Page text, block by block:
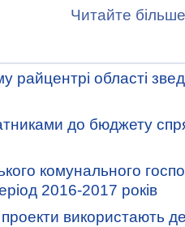
Читайте
райцентрі області
до бюджету
комунального
2016-2017 років
проекти використають